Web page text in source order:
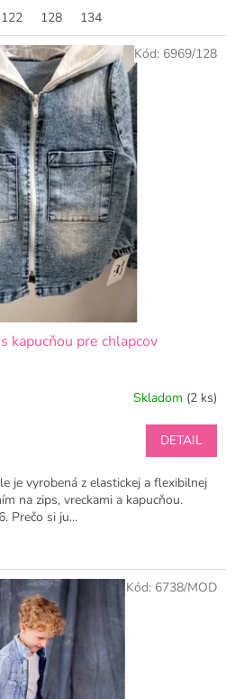
122 128 134
kapucňou pre chlapcov
Skladom (2 ks)
DETAIL
je vyrobená z elastickej a flexibilnej
na zips, vreckami a kapucňou.
Prečo si ju...
Kód: 6969/128
Kód: 6738/MOD